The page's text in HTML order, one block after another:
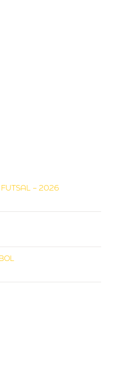
FUTSAL – 2026